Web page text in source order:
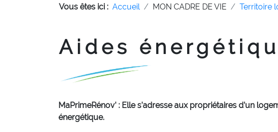
Vous êtes ici : Accueil MON CADRE DE VIE Territoire
Aides
MaPrimeRénov’ : Elle s’adresse aux propriétaires d’un
énergétique.